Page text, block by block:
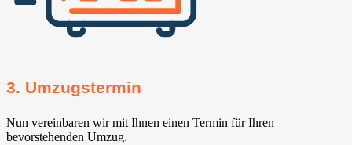
3. Umzugstermin
Nun vereinbaren wir mit Ihnen einen Termin für Ihren
bevorstehenden Umzug.